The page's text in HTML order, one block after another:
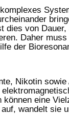
dies von
Daher
der
Nikotin
können eine
wandelt sie